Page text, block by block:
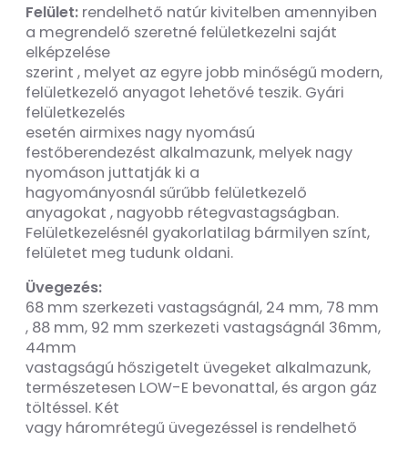
Felület: rendelhető natúr kivitelben amennyiben
a megrendelő szeretné felületkezelni saját
elképzelése
szerint , melyet az egyre jobb minőségű modern,
felületkezelő anyagot lehetővé teszik. Gyári
felületkezelés
esetén airmixes nagy nyomású
festőberendezést alkalmazunk, melyek nagy
nyomáson juttatják ki a
hagyományosnál sűrűbb felületkezelő
anyagokat , nagyobb rétegvastagságban.
Felületkezelésnél gyakorlatilag bármilyen színt,
felületet meg tudunk oldani.
Üvegezés:
68 mm szerkezeti vastagságnál, 24 mm, 78 mm
, 88 mm, 92 mm szerkezeti vastagságnál 36mm,
44mm
vastagságú hőszigetelt üvegeket alkalmazunk,
természetesen LOW-E bevonattal, és argon gáz
töltéssel. Két
vagy háromrétegű üvegezéssel is rendelhető